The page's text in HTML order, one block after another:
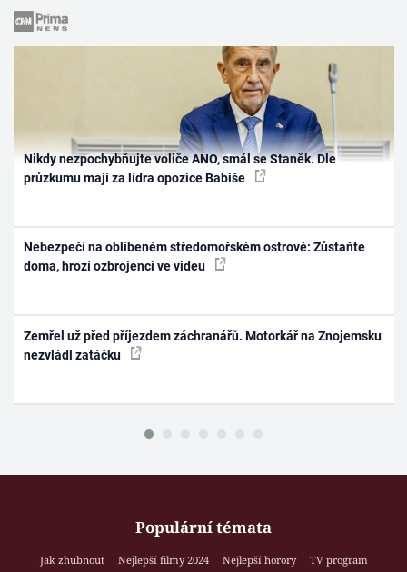
Nikdy nezpochybňujte voliče ANO, smál se Staněk. Dle
průzkumu mají za lídra opozice Babiše
Nebezpečí na oblíbeném středomořském ostrově: Zůstaňte
doma, hrozí ozbrojenci ve videu
Zemřel už před příjezdem záchranářů. Motorkář na Znojemsku
nezvládl zatáčku
Populární témata
Jak zhubnout Nejlepší filmy 2024 Nejlepší horory
TV program